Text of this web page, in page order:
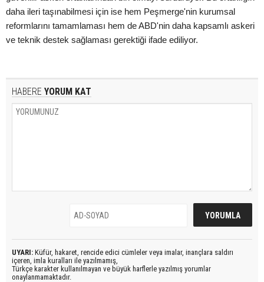
daha ileri taşınabilmesi için ise hem Peşmerge'nin kurumsal
reformlarını tamamlaması hem de ABD'nin daha kapsamlı askeri
ve teknik destek sağlaması gerektiği ifade ediliyor.
HABERE YORUM KAT
UYARI: Küfür, hakaret, rencide edici cümleler veya imalar, inançlara saldırı
içeren, imla kuralları ile yazılmamış,
Türkçe karakter kullanılmayan ve büyük harflerle yazılmış yorumlar
onaylanmamaktadır.